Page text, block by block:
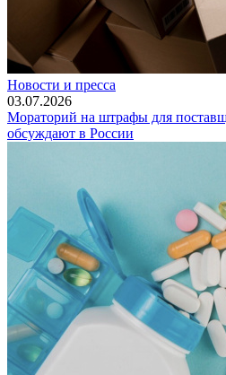
Новости и пресса
03.07.2026
Мораторий на штрафы для
обсуждают в России